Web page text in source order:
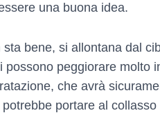
una buona idea.
bene, si allontana dal
possono peggiorare molto
che avrà
portare al